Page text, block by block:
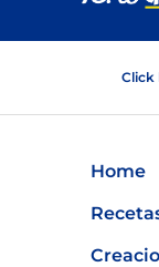
Click
Home